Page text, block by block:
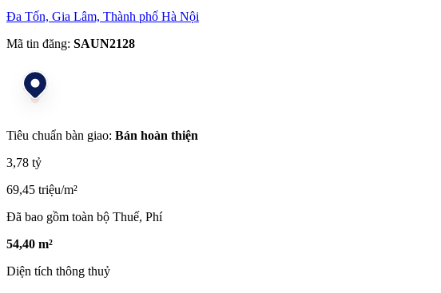
Đa Tốn, Gia Lâm, Thành phố Hà Nội
Mã tin đăng: SAUN2128
Tiêu chuẩn bàn giao: Bán hoàn thiện
3,78 tỷ
69,45 triệu/m²
Đã bao gồm toàn bộ Thuế, Phí
54,40 m²
Diện tích thông thuỷ